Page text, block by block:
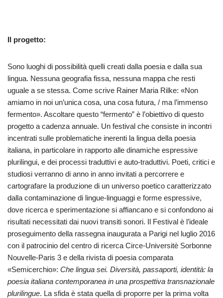
Il progetto:
Sono luoghi di possibilità quelli creati dalla poesia e dalla sua
lingua. Nessuna geografia fissa, nessuna mappa che resti
uguale a se stessa. Come scrive Rainer Maria Rilke: «Non
amiamo in noi un’unica cosa, una cosa futura, / ma l’immenso
fermento». Ascoltare questo “fermento” è l’obiettivo di questo
progetto a cadenza annuale. Un festival che consiste in incontri
incentrati sulle problematiche inerenti la lingua della poesia
italiana, in particolare in rapporto alle dinamiche espressive
plurilingui, e dei processi traduttivi e auto-traduttivi. Poeti, critici e
studiosi verranno di anno in anno invitati a percorrere e
cartografare la produzione di un universo poetico caratterizzato
dalla contaminazione di lingue-linguaggi e forme espressive,
dove ricerca e sperimentazione si affiancano e si confondono ai
risultati necessitati dai nuovi transiti sonori. Il Festival è l’ideale
proseguimento della rassegna inaugurata a Parigi nel luglio 2016
con il patrocinio del centro di ricerca Circe-Universitè Sorbonne
Nouvelle-Paris 3 e della rivista di poesia comparata
«Semicerchio»: Che lingua sei. Diversità, passaporti, identità: la
poesia italiana contemporanea in una prospettiva transnazionale
plurilingue. La sfida è stata quella di proporre per la prima volta